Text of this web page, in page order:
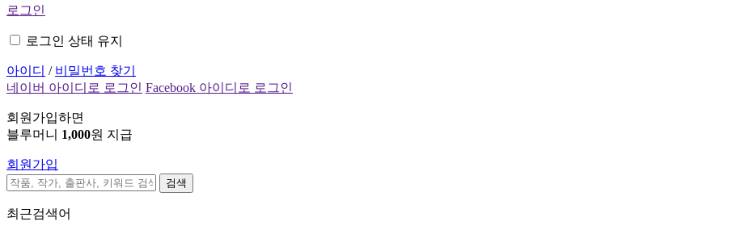
로그인
로그인 상태 유지
아이디 / 비밀번호 찾기
네이버 아이디로 로그인 Facebook 아이디로 로그인
회원가입하면
블루머니 1,000원 지급
회원가입
검색
최근검색어